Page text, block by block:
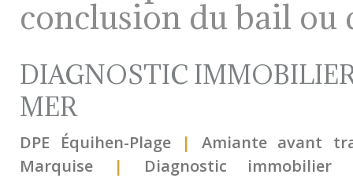
conclusion du bail ou
DIAGNOSTIC
MER
DPE Équihen-Plage| Amiante avant
Marquise | Diagnostic immobilier